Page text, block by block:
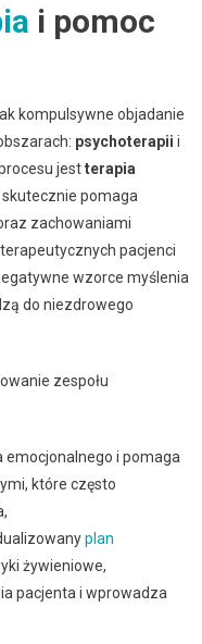
i pomoc
kompulsywne objadanie
psychoterapii i
jestterapia
skutecznie pomaga
zachowaniami
pacjenci
wzorce myślenia
do niezdrowego
zespołu
emocjonalnego i pomaga
które często
plan
żywieniowe,
pacjenta i wprowadza